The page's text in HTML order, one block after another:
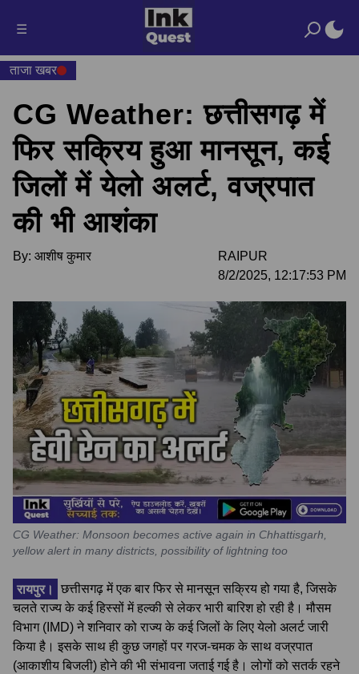
☰
ताजा खबर
CG Weather: छत्तीसगढ़ में
फिर सक्रिय हुआ मानसून, कई
जिलों में येलो अलर्ट, वज्रपात
की भी आशंका
By: आशीष कुमार
RAIPUR
8/2/2025, 12:17:53 PM
CG Weather: Monsoon becomes active again in Chhattisgarh,
yellow alert in many districts, possibility of lightning too
रायपुर।
छत्तीसगढ़ में एक बार फिर से मानसून सक्रिय हो गया है, जिसके
चलते राज्य के कई हिस्सों में हल्की से लेकर भारी बारिश हो रही है। मौसम
विभाग (IMD) ने शनिवार को राज्य के कई जिलों के लिए येलो अलर्ट जारी
किया है। इसके साथ ही कुछ जगहों पर गरज-चमक के साथ वज्रपात
(आकाशीय बिजली) होने की भी संभावना जताई गई है। लोगों को सतर्क रहने